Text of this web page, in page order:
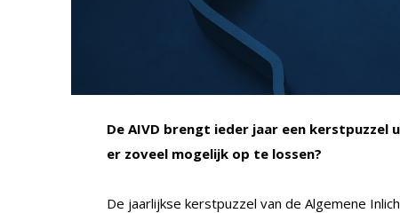
De AIVD brengt ieder jaar een
er zoveel mogelijk op te lossen?
De jaarlijkse kerstpuzzel van de Algemene